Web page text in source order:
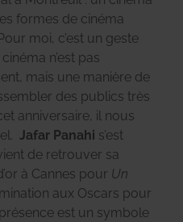
formes de cinéma
moi, c’est un geste
n’est pas
mais une manière de
des publics très
anniversaire, il nous
Jafar Panahi s’est
de retrouver sa
à Cannes pour Un
aux Oscars pour
est un symbole